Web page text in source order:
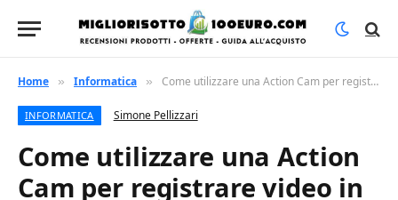
Home » Informatica » Come utilizzare una Action Cam per registrare video in Ultra HD o 4K?
INFORMATICA Simone Pellizzari
Come utilizzare una Action
Cam per registrare video in